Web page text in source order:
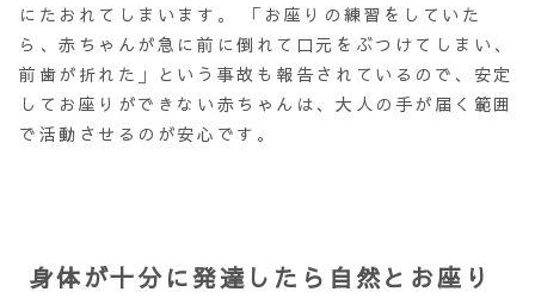
にたおれてしまいます。
「お座りの練習をしていた
ら、赤ちゃんが急に前に倒れて口元をぶつけてしまい、
前歯が折れた」
という事故も報告されているので、安定
してお座りができない赤ちゃんは、大人の手が届く範囲
で活動させるのが安心です。
身体が十分に発達したら自然とお座り